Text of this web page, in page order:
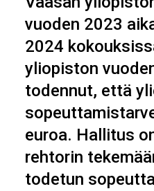
vuoden 2023
2024
yliopiston
todennut, että
euroa. Hallitus
rehtorin
todetun